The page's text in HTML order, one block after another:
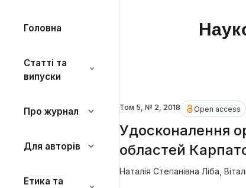
Головна
Статті та
випуски
Про журнал
Для авторів
Етика та
Том 5, № 2, 2018 Open access
Удосконалення
областей
Наталія Степанівна Ліба